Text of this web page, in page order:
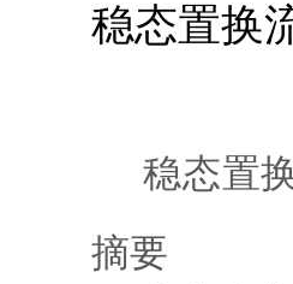
稳态置换
稳态置
摘要